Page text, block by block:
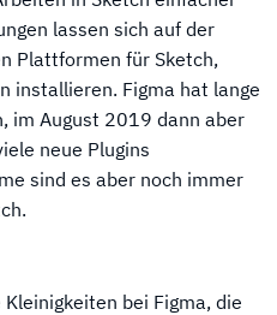
lassen sich auf der
Plattformen für Sketch,
installieren. Figma hat lange
im August 2019 dann aber
neue Plugins
sind es aber noch immer
bei Figma, die